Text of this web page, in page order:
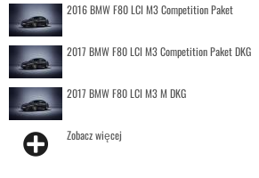
2016 BMW F80 LCI M3 Competition Paket
2017 BMW F80 LCI M3 Competition Paket DKG
2017 BMW F80 LCI M3 M DKG
Zobacz więcej